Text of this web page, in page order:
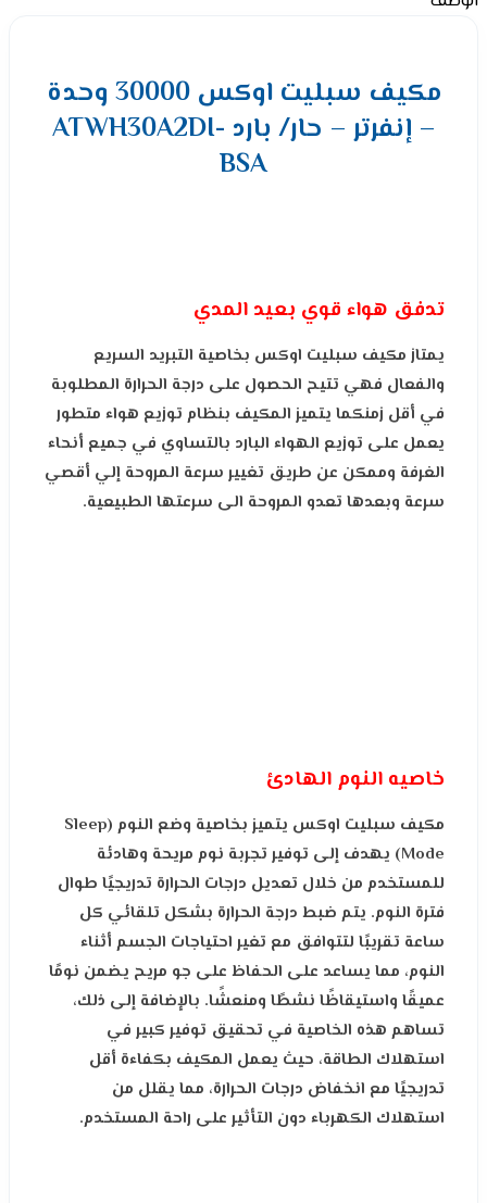
مكیف سبلیت اوكس 30000 وحدة
– إنفرتر – حار/ بارد ATWH30A2DI-
BSA
تدفق هواء قوي بعيد المدي
يمتاز مكیف سبلیت اوكس بخاصية التبريد السريع
والفعال فهي تتيح الحصول على درجة الحرارة المطلوبة
في أقل زمنكما يتميز المكيف بنظام توزيع هواء متطور
يعمل على توزيع الهواء البارد بالتساوي في جميع أنحاء
الغرفة وممكن عن طريق تغيير سرعة المروحة إلي أقصي
سرعة وبعدها تعدو المروحة الى سرعتها الطبيعية.
خاصيه النوم الهادئ
مكیف سبلیت اوكس يتميز بخاصية وضع النوم (Sleep
Mode) يهدف إلى توفير تجربة نوم مريحة وهادئة
للمستخدم من خلال تعديل درجات الحرارة تدريجيًا طوال
فترة النوم. يتم ضبط درجة الحرارة بشكل تلقائي كل
ساعة تقريبًا لتتوافق مع تغير احتياجات الجسم أثناء
النوم، مما يساعد على الحفاظ على جو مريح يضمن نومًا
عميقًا واستيقاظًا نشطًا ومنعشًا. بالإضافة إلى ذلك،
تساهم هذه الخاصية في تحقيق توفير كبير في
استهلاك الطاقة، حيث يعمل المكيف بكفاءة أقل
تدريجيًا مع انخفاض درجات الحرارة، مما يقلل من
استهلاك الكهرباء دون التأثير على راحة المستخدم.